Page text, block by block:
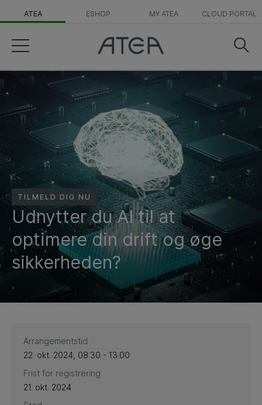
ATEA ESHOP MY ATEA CLOUD PORTAL
TILMELD DIG NU
Udnytter du AI til at
optimere din drift og øge
sikkerheden?
.
Arrangementstid
22. okt. 2024, 08:30 - 13:00
Frist for registrering
21. okt. 2024